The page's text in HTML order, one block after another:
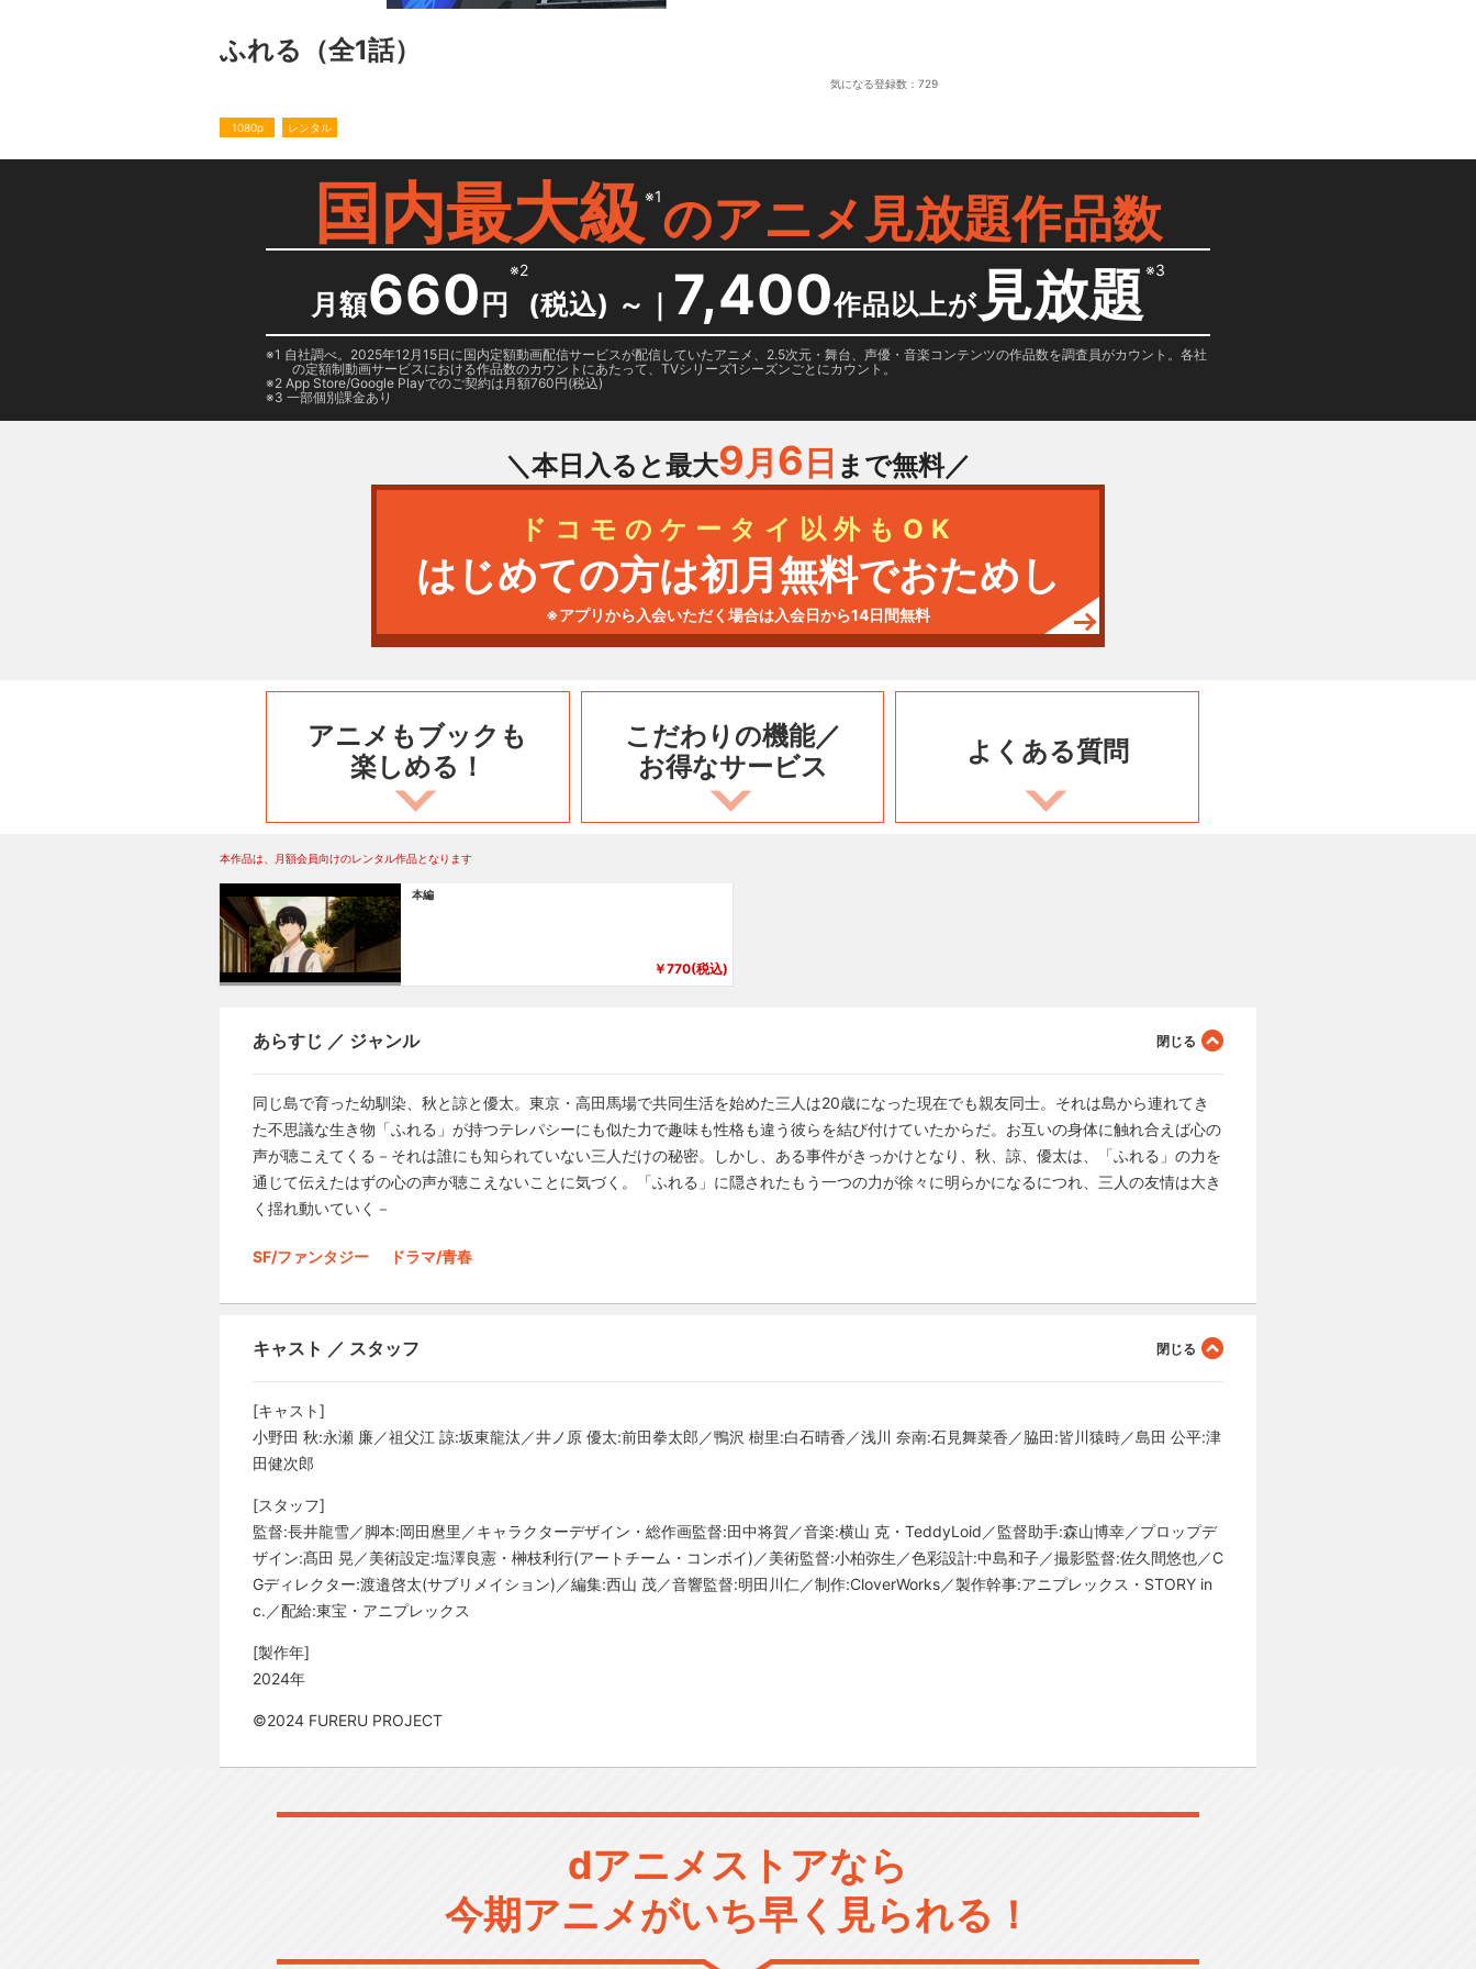
ふれる （全1話）
気になる登録数： 729
1080p レンタル
国内最大級 ※1のアニメ見放題作品数
月額660 円
※2
(税込) ～ ｜ 7,400作品以上が 見放題※3
1 自社調べ。2025年12月15日に国内定額動画配信サービスが配信していたアニメ、2.5次元・舞台、声優・音楽コンテンツの作品数を調査員がカウント。各社
の定額制動画サービスにおける作品数のカウントにあたって、TVシリーズ1シーズンごとにカウント。
2 App Store/Google Playでのご契約は月額760円(税込)
3 一部個別課金あり
＼本日入ると最大9月 6 日 まで無料／
ドコモのケータイ以外もOK
はじめての方は初月無料でおためし
※アプリから入会いただく場合は入会日から14日間無料
アニメもブックも
楽しめる！
こだわりの機能／
お得なサービス
よくある質問
本作品は、月額会員向けのレンタル作品となります
本編
￥770(税込)
あらすじ ／ ジャンル
同じ島で育った幼馴染、秋と諒と優太。東京・高田馬場で共同生活を始めた三人は20歳になった現在でも親友同士。それは島から連れてき
た不思議な生き物「ふれる」が持つテレパシーにも似た力で趣味も性格も違う彼らを結び付けていたからだ。お互いの身体に触れ合えば心の
声が聴こえてくる－それは誰にも知られていない三人だけの秘密。しかし、ある事件がきっかけとなり、秋、諒、優太は、「ふれる」の力を
通じて伝えたはずの心の声が聴こえないことに気づく。「ふれる」に隠されたもう一つの力が徐々に明らかになるにつれ、三人の友情は大き
く揺れ動いていく－
SF/ファンタジー ドラマ/青春
キャスト ／ スタッフ
[キャスト]
小野田 秋:永瀬 廉／祖父江 諒:坂東龍汰／井ノ原 優太:前田拳太郎／鴨沢 樹里:白石晴香／浅川 奈南:石見舞菜香／脇田:皆川猿時／島田 公平:津
田健次郎
[スタッフ]
監督:長井龍雪／脚本:岡田麿里／キャラクターデザイン・総作画監督:田中将賀／音楽:横山 克・TeddyLoid／監督助手:森山博幸／プロップデ
ザイン:髙田 晃／美術設定:塩澤良憲・榊枝利行(アートチーム・コンボイ)／美術監督:小柏弥生／色彩設計:中島和子／撮影監督:佐久間悠也／C
Gディレクター:渡邉啓太(サブリメイション)／編集:西山 茂／音響監督:明田川仁／制作:CloverWorks／製作幹事:アニプレックス・STORY in
c.／配給:東宝・アニプレックス
[製作年]
2024年
©2024 FURERU PROJECT
dアニメストアなら
今期アニメがいち早く見られる！